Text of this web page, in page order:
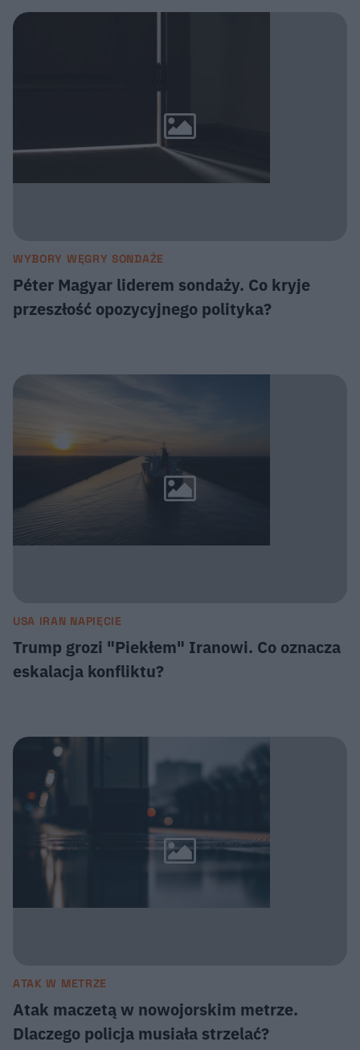
WYBORY WĘGRY SONDAŻE
Péter Magyar liderem sondaży. Co kryje
przeszłość opozycyjnego polityka?
USA IRAN NAPIĘCIE
Trump grozi "Piekłem" Iranowi. Co oznacza
eskalacja konfliktu?
ATAK W METRZE
Atak maczetą w nowojorskim metrze.
Dlaczego policja musiała strzelać?